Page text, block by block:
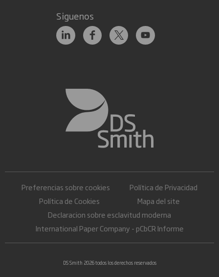
Siguenos
Preferencias sobre cookies
Política de Privacidad
Política de Cookies
Mapa del site
Declaracion sobre esclavitud moderna
International Paper Company - pCbCR Informe
DS Smith 2026 todos los derechos reservados